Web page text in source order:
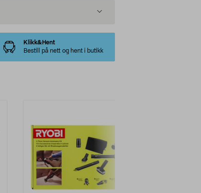
Klikk&Hent
Bestill på nett og hent i butikk